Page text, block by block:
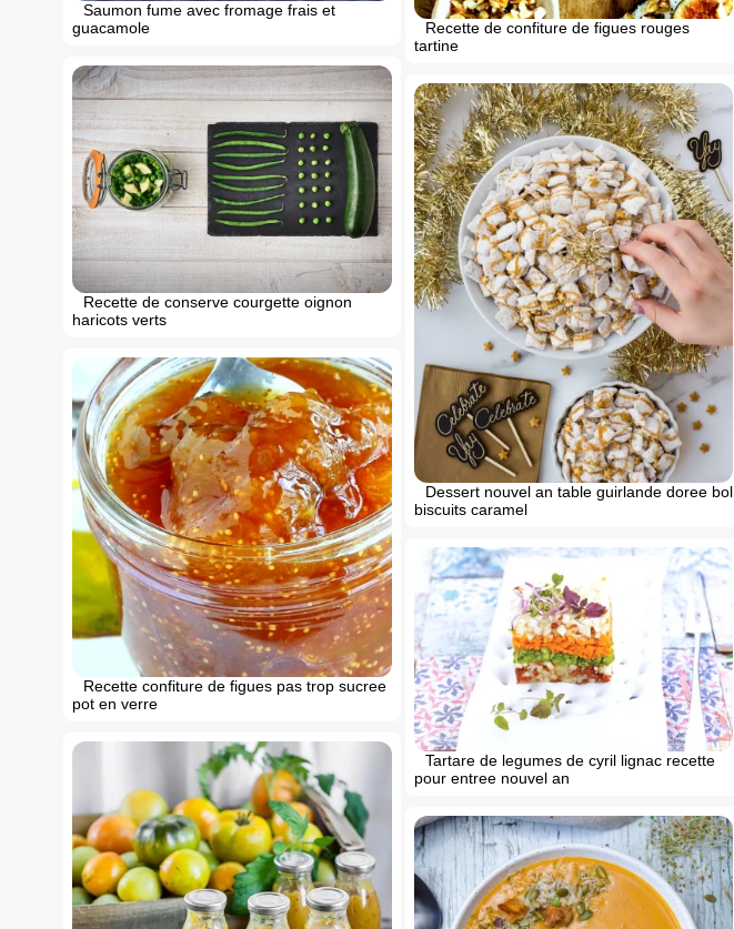
Saumon fume avec fromage frais et
guacamole
Recette de confiture de figues rouges
tartine
Recette de conserve courgette oignon
haricots verts
Dessert nouvel an table guirlande doree bol
biscuits caramel
Recette confiture de figues pas trop sucree
pot en verre
Tartare de legumes de cyril lignac recette
pour entree nouvel an